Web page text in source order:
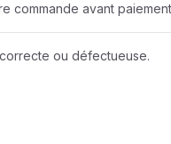
NEW HOLLAND
Wacker Neuson
commande avant
ou défectueuse.